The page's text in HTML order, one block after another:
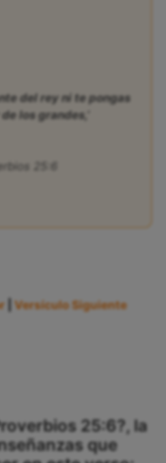
del rey ni te pongas
los grandes,’
25:6
Versículo Siguiente
25:6?, la
que